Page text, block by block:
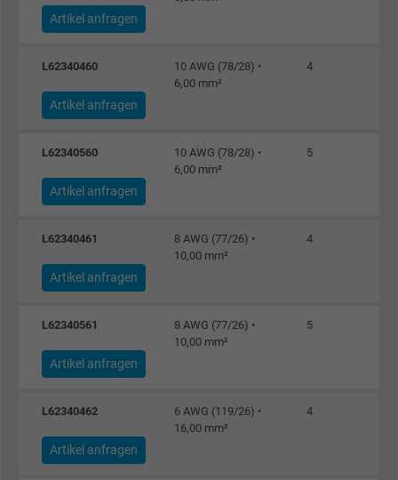
Anzeigenausrichtung und
Artikel anfragen
L62340460
10 AWG (78/28) •
6,00 mm²
4
Artikel anfragen
L62340560
10 AWG (78/28) •
6,00 mm²
5
Artikel anfragen
L62340461
8 AWG (77/26) •
10,00 mm²
4
Artikel anfragen
L62340561
8 AWG (77/26) •
10,00 mm²
5
Artikel anfragen
L62340462
6 AWG (119/26) •
16,00 mm²
4
Artikel anfragen